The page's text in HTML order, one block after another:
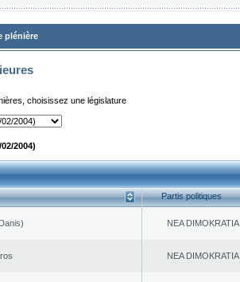
plénière
choisissez une législature
2004)
Partis politiques
NEA DΙMOKRATIA
NEA DΙMOKRATIA